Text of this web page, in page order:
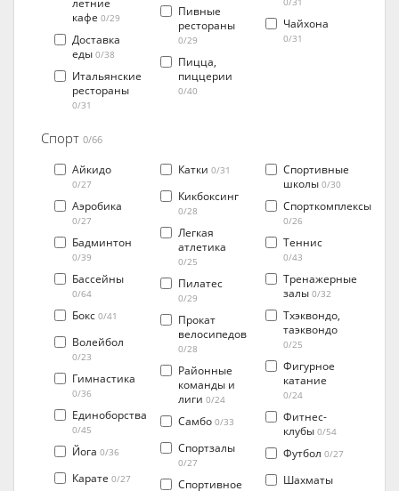
летние
кафе 0/29
Доставка
еды 0/38
Итальянские
рестораны
0/31
Пивные
рестораны
0/29
Пицца,
пиццерии
0/40
Чайхона
0/31
Спорт 0/66
Айкидо
0/27
Аэробика
0/27
Бадминтон
0/39
Бассейны
0/64
Бокс 0/41
Волейбол
0/23
Гимнастика
0/36
Единоборства
0/45
Йога 0/36
Карате 0/27
Катки 0/31
Кикбоксинг
0/28
Легкая
атлетика
0/25
Пилатес
0/29
Прокат
велосипедов
0/28
Районные
команды и
лиги 0/24
Самбо 0/33
Спортзалы
0/27
Спортивное
Спортивные
школы0/30
Спорткомплексы
0/26
Теннис
0/43
Тренажерные
залы0/32
Тхэквондо,
таэквондо
0/25
Фигурное
катание
0/24
Фитнес-
клубы0/54
Футбол0/27
Шахматы